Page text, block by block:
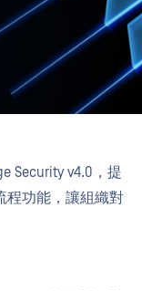
Security v4.0，提
程功能，讓組織對